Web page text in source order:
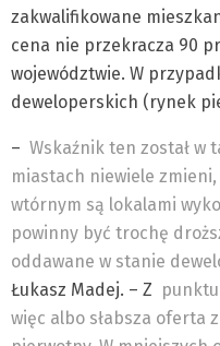
zakwalifikowane
cena nie przekracza 90
województwie. W
deweloperskich (rynek
– Wskaźnik ten został w
miastach niewiele
wtórnym są lokalami
powinny być trochę
oddawane w stanie
Łukasz Madej. – Z
więc albo słabsza oferta